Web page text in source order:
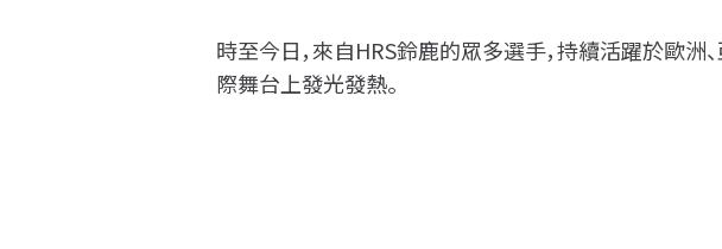
時至今日，來自HRS鈴鹿的眾多選手，持續活躍於歐洲
際舞台上發光發熱。